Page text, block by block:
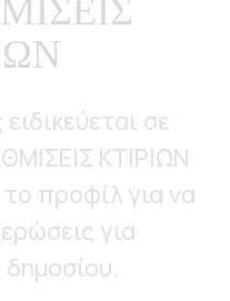
σε
ΚΤΙΡΙΩΝ
προφίλ για να
για